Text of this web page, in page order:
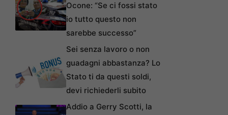
Ocone: “Se ci fossi stato
io tutto questo non
sarebbe successo”
Sei senza lavoro o non
guadagni abbastanza? Lo
Stato ti da questi soldi,
devi richiederli subito
Addio a Gerry Scotti, la